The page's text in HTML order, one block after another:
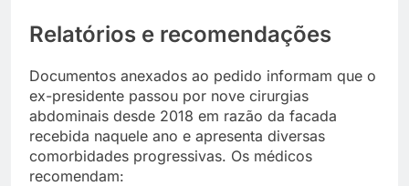
Relatórios e recomendações
Documentos anexados ao pedido informam que o
ex-presidente passou por nove cirurgias
abdominais desde 2018 em razão da facada
recebida naquele ano e apresenta diversas
comorbidades progressivas. Os médicos
recomendam: